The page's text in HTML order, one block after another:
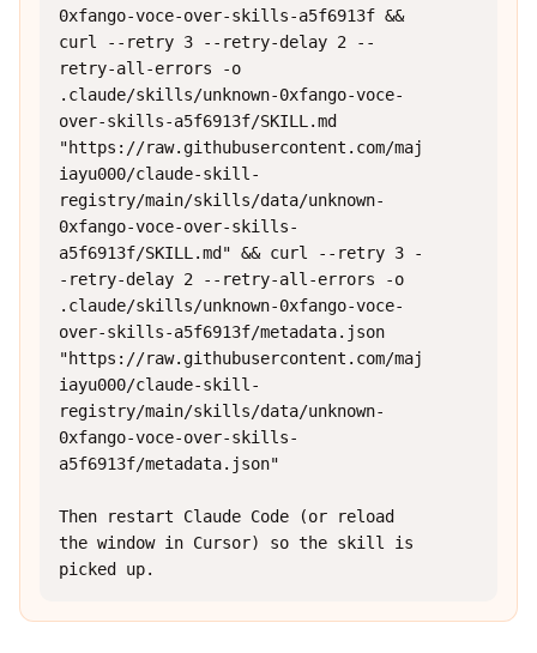
0xfango-voce-over-skills-a5f6913f &&
curl --retry 3 --retry-delay 2 --
retry-all-errors -o
.claude/skills/unknown-0xfango-voce-
over-skills-a5f6913f/SKILL.md
"https://raw.githubusercontent.com/maj
iayu000/claude-skill-
registry/main/skills/data/unknown-
0xfango-voce-over-skills-
a5f6913f/SKILL.md" && curl --retry 3 -
-retry-delay 2 --retry-all-errors -o
.claude/skills/unknown-0xfango-voce-
over-skills-a5f6913f/metadata.json
"https://raw.githubusercontent.com/maj
iayu000/claude-skill-
registry/main/skills/data/unknown-
0xfango-voce-over-skills-
a5f6913f/metadata.json"
Then restart Claude Code (or reload
the window in Cursor) so the skill is
picked up.